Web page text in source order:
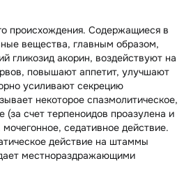
происхождения. Содержащиеся в
вещества, главным образом,
гликозид акорин, воздействуют на
повышают аппетит, улучшают
усиливают секрецию
некоторое спазмолитическое,
(за счет терпеноидов проазулена и
седативное действие.
действие на штаммы
местнораздражающими